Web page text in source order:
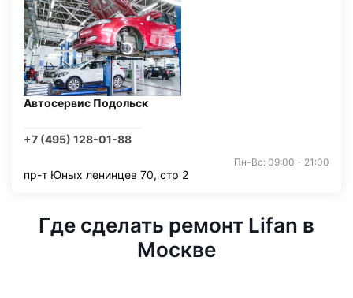
Автосервис Подольск
+7 (495) 128-01-88
Пн-Вс: 09:00 - 21:00
пр-т Юных ленинцев 70, стр 2
Где сделать ремонт Lifan в
Москве